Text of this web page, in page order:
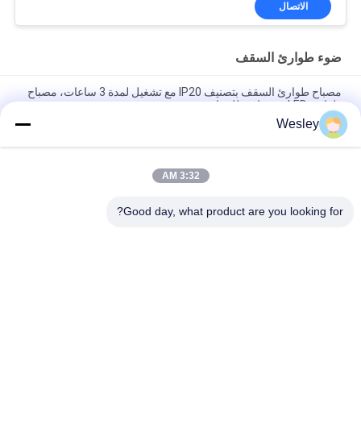
الاتصال
ضوء طوارئ السقف
مصباح طوارئ السقف بتصنيف IP20 مع تشغيل لمدة 3 ساعات، مصباح
طوارئ LED غير خاضع للصيانة
يمكن صيانتها
Wesley
3:32 AM
Good day, what product are you looking for?